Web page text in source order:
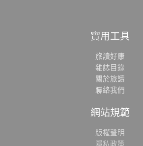
實用工具
旅讀好康
雜誌目錄
關於旅讀
聯絡我們
網站規範
版權聲明
隱私政策